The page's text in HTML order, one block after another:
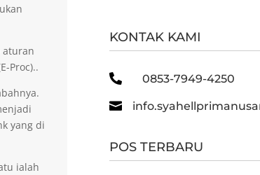
aturan
Proc)..
yang di
ialah
KONTAK KAMI
 0853-7949-4250

POS TERBARU